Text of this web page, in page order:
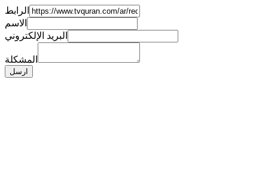
الرابط
الاسم
البريد الإلكتروني
المشكلة
ارسل